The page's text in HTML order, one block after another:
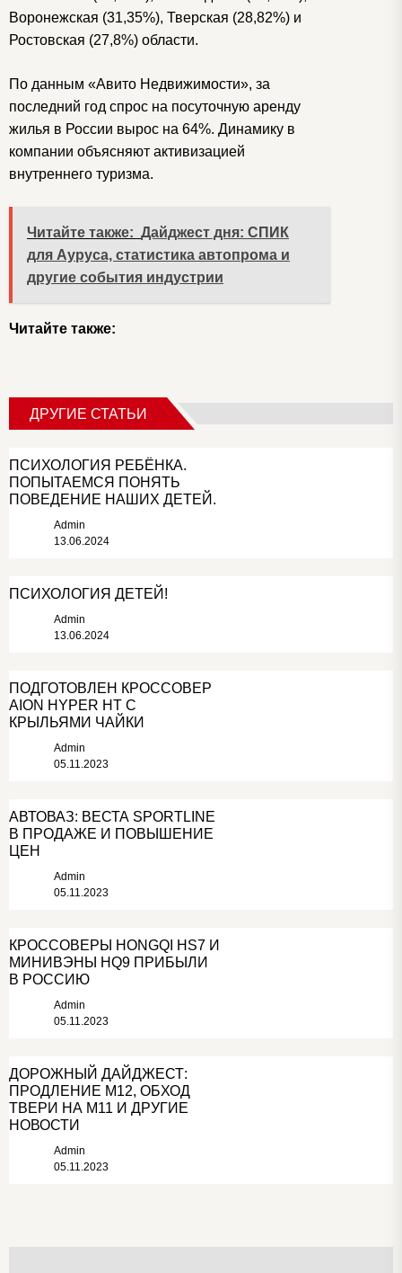
Воронежская (31,35%), Тверская (28,82%) и
Ростовская (27,8%) области.
По данным «Авито Недвижимости», за
последний год спрос на посуточную аренду
жилья в России вырос на 64%. Динамику в
компании объясняют активизацией
внутреннего туризма.
Читайте также: Дайджест дня: СПИК
для Ауруса, статистика автопрома и
другие события индустрии
Читайте также:
ДРУГИЕ СТАТЬИ
ПСИХОЛОГИЯ РЕБЁНКА.
ПОПЫТАЕМСЯ ПОНЯТЬ
ПОВЕДЕНИЕ НАШИХ ДЕТЕЙ.
Admin
13.06.2024
ПСИХОЛОГИЯ ДЕТЕЙ!
Admin
13.06.2024
ПОДГОТОВЛЕН КРОССОВЕР
AION HYPER HT С
КРЫЛЬЯМИ ЧАЙКИ
Admin
05.11.2023
АВТОВАЗ: ВЕСТА SPORTLINE
В ПРОДАЖЕ И ПОВЫШЕНИЕ
ЦЕН
Admin
05.11.2023
КРОССОВЕРЫ HONGQI HS7 И
МИНИВЭНЫ HQ9 ПРИБЫЛИ
В РОССИЮ
Admin
05.11.2023
ДОРОЖНЫЙ ДАЙДЖЕСТ:
ПРОДЛЕНИЕ М12, ОБХОД
ТВЕРИ НА М11 И ДРУГИЕ
НОВОСТИ
Admin
05.11.2023